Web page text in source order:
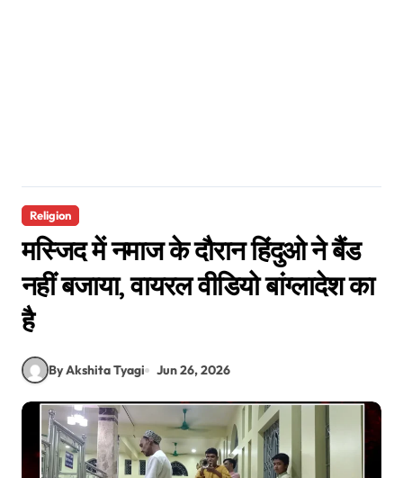
Religion
मस्जिद में नमाज के दौरान हिंदुओ ने बैंड
नहीं बजाया, वायरल वीडियो बांग्लादेश का
है
By Akshita Tyagi Jun 26, 2026